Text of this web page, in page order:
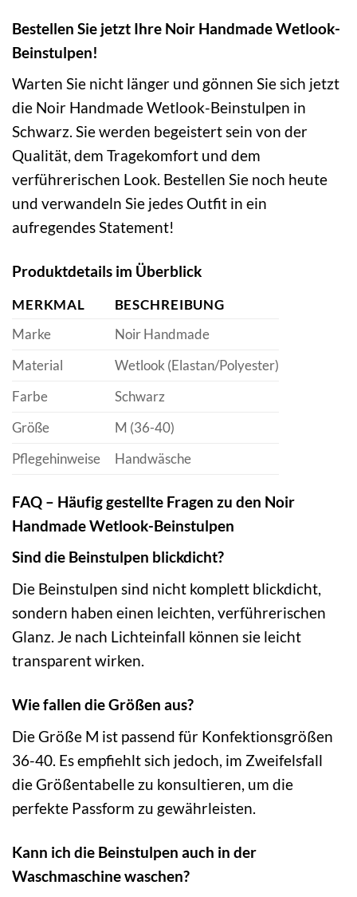
Bestellen Sie jetzt Ihre Noir Handmade Wetlook-
Beinstulpen!
Warten Sie nicht länger und gönnen Sie sich jetzt
die Noir Handmade Wetlook-Beinstulpen in
Schwarz. Sie werden begeistert sein von der
Qualität, dem Tragekomfort und dem
verführerischen Look. Bestellen Sie noch heute
und verwandeln Sie jedes Outfit in ein
aufregendes Statement!
Produktdetails im Überblick
MERKMAL
BESCHREIBUNG
Marke
Noir Handmade
Material
Wetlook (Elastan/Polyester)
Farbe
Schwarz
Größe
M (36-40)
Pflegehinweise
Handwäsche
FAQ – Häufig gestellte Fragen zu den Noir
Handmade Wetlook-Beinstulpen
Sind die Beinstulpen blickdicht?
Die Beinstulpen sind nicht komplett blickdicht,
sondern haben einen leichten, verführerischen
Glanz. Je nach Lichteinfall können sie leicht
transparent wirken.
Wie fallen die Größen aus?
Die Größe M ist passend für Konfektionsgrößen
36-40. Es empfiehlt sich jedoch, im Zweifelsfall
die Größentabelle zu konsultieren, um die
perfekte Passform zu gewährleisten.
Kann ich die Beinstulpen auch in der
Waschmaschine waschen?